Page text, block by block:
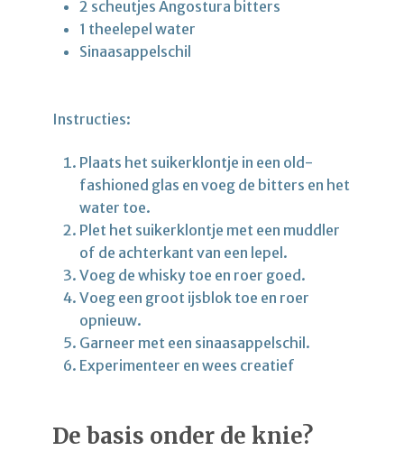
2 scheutjes Angostura bitters
1 theelepel water
Sinaasappelschil
Instructies:
Plaats het suikerklontje in een old-
fashioned glas en voeg de bitters en het
water toe.
Plet het suikerklontje met een muddler
of de achterkant van een lepel.
Voeg de whisky toe en roer goed.
Voeg een groot ijsblok toe en roer
opnieuw.
Garneer met een sinaasappelschil.
Experimenteer en wees creatief
De basis onder de knie?